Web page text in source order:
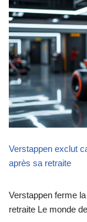
Verstappen exclut
après sa retraite
Verstappen ferme
retraite Le monde